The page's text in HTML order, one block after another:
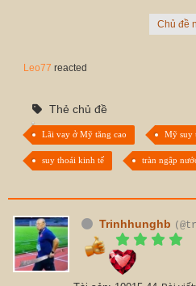
Chủ đề
Leo77 reacted
Thẻ chủ đề
Lãi vay ở Mỹ tăng cao Mỹ suy
suy thoái kinh tế tràn ngập
Trinhhunghb